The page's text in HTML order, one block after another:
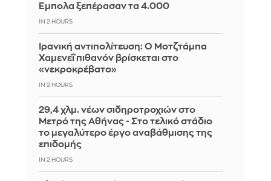
Έμπολα ξεπέρασαν τα 4.000
IN 2 HOURS
Ιρανική αντιπολίτευση: Ο Μοτζτάμπα
Χαμενεΐ πιθανόν βρίσκεται στο
«νεκροκρέβατο»
IN 2 HOURS
29,4 χλμ. νέων σιδηροτροχιών στο
Μετρό της Αθήνας - Στο τελικό στάδιο
το μεγαλύτερο έργο αναβάθμισης της
επιδομής
IN 2 HOURS